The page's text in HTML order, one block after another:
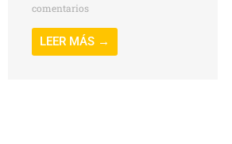
comentarios
LEER MÁS →